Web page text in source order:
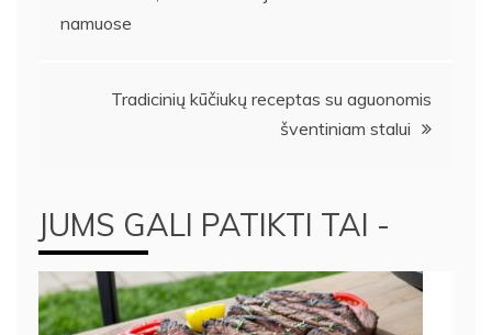
tarp
namuose
Tradicinių kūčiukų receptas su aguonomis
šventiniam stalui
JUMS GALI PATIKTI TAI -